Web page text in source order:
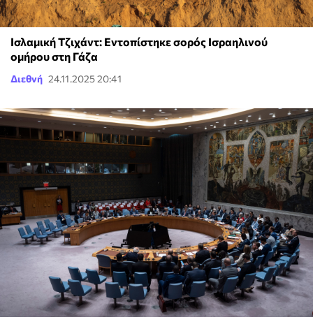
Ισλαμική Τζιχάντ: Εντοπίστηκε σορός Ισραηλινού
ομήρου στη Γάζα
Διεθνή 24.11.2025 20:41